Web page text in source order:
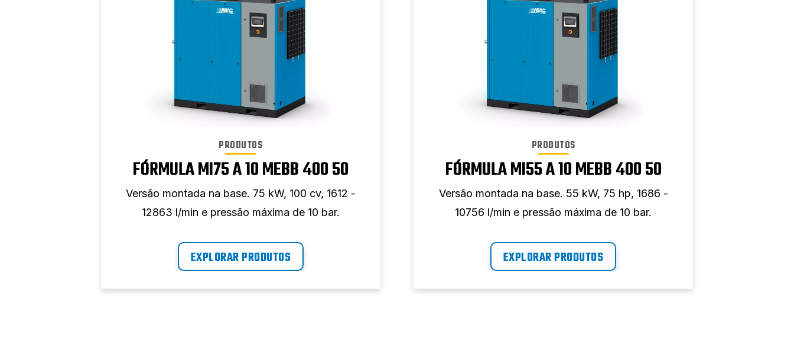
PRODUTOS
FÓRMULA MI75 A 10 MEBB 400 50
Versão montada na base. 75 kW, 100 cv, 1612 -
12863 l/min e pressão máxima de 10 bar.
EXPLORAR PRODUTOS
PRODUTOS
FÓRMULA MI55 A 10 MEBB 400 50
Versão montada na base. 55 kW, 75 hp, 1686 -
10756 l/min e pressão máxima de 10 bar.
EXPLORAR PRODUTOS